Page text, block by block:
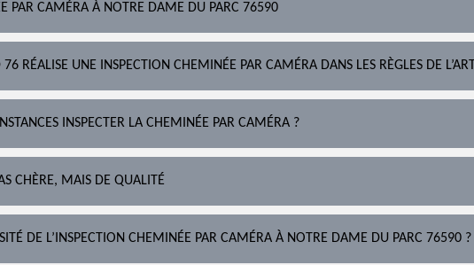
PAR CAMÉRA À NOTRE DAME DU PARC 76590
RÉALISE UNE INSPECTION CHEMINÉE PAR CAMÉRA DANS LES RÈGLES DE L’ART
INSPECTER LA CHEMINÉE PAR CAMÉRA ?
CHÈRE, MAIS DE QUALITÉ
DE L’INSPECTION CHEMINÉE PAR CAMÉRA À NOTRE DAME DU PARC 76590 ?